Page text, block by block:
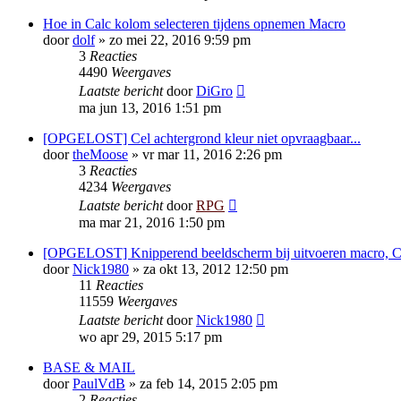
Hoe in Calc kolom selecteren tijdens opnemen Macro
doordolf» zo mei 22, 2016 9:59 pm
3 Reacties
4490 Weergaves
Laatste berichtdoorDiGro
ma jun 13, 2016 1:51 pm
[OPGELOST] Cel achtergrond kleur niet opvraagbaar...
doortheMoose » vr mar 11, 2016 2:26 pm
3 Reacties
4234 Weergaves
Laatste berichtdoorRPG
ma mar 21, 2016 1:50 pm
[OPGELOST] Knipperend beeldscherm bij uitvoeren macro,
doorNick1980 » za okt 13, 2012 12:50 pm
11 Reacties
11559 Weergaves
Laatste berichtdoorNick1980
wo apr 29, 2015 5:17 pm
BASE & MAIL
doorPaulVdB » za feb 14, 2015 2:05 pm